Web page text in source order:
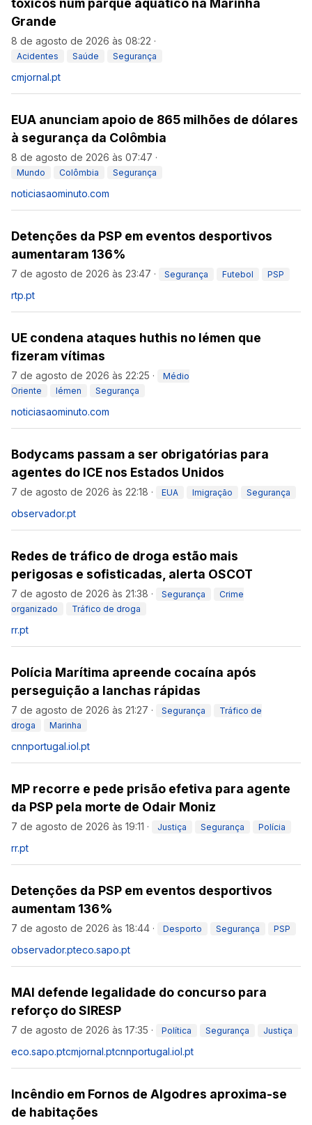
tóxicos num parque aquático na Marinha
Grande
8 de agosto de 2026 às 08:22 ·
Acidentes Saúde Segurança
cmjornal.pt
EUA anunciam apoio de 865 milhões de dólares
à segurança da Colômbia
8 de agosto de 2026 às 07:47 ·
Mundo Colômbia Segurança
noticiasaominuto.com
Detenções da PSP em eventos desportivos
aumentaram 136%
7 de agosto de 2026 às 23:47 · Segurança Futebol PSP
rtp.pt
UE condena ataques huthis no Iémen que
fizeram vítimas
7 de agosto de 2026 às 22:25 ·
Médio
Oriente
Iémen Segurança
noticiasaominuto.com
Bodycams passam a ser obrigatórias para
agentes do ICE nos Estados Unidos
7 de agosto de 2026 às 22:18 · EUA Imigração Segurança
observador.pt
Redes de tráfico de droga estão mais
perigosas e sofisticadas, alerta OSCOT
7 de agosto de 2026 às 21:38 · Segurança
Crime
organizado
Tráfico de droga
rr.pt
Polícia Marítima apreende cocaína após
perseguição a lanchas rápidas
7 de agosto de 2026 às 21:27 · Segurança
Tráfico de
droga
Marinha
cnnportugal.iol.pt
MP recorre e pede prisão efetiva para agente
da PSP pela morte de Odair Moniz
7 de agosto de 2026 às 19:11 · Justiça Segurança Polícia
rr.pt
Detenções da PSP em eventos desportivos
aumentam 136%
7 de agosto de 2026 às 18:44 · Desporto Segurança PSP
observador.pteco.sapo.pt
MAI defende legalidade do concurso para
reforço do SIRESP
7 de agosto de 2026 às 17:35 · Política Segurança Justiça
eco.sapo.ptcmjornal.ptcnnportugal.iol.pt
Incêndio em Fornos de Algodres aproxima-se
de habitações